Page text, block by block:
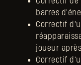
barres
Correctif
joueur
Correctif